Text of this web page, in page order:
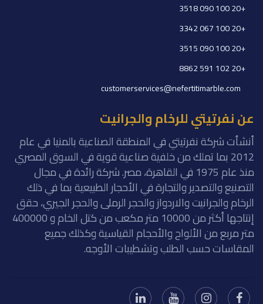
+20 100 090 3518
+20 100 067 3342
+20 100 090 3515
+20 102 591 8862
عن نفرتيتي للرخام والجرانيت
أنشأت شركة نفرتيتي في المنطقة الصناعية بالمنيا في عام
2012 بما تملك من خلفية صناعية قوية في السوق المصري
منذ عام 1975 في القاهرة، مصر. شركة رائدة في مجال
التصنيع والتصدير والتجارة في الأحجار الطبيعية بما في ذلك
الرخام والجرانيت والاردواز والحجر الرملى والحجر الجيري، حقق
إنتاجها أكثر من 10000 متر مكعب من كتل الخام و 400000
متر مربع من الألواح والأحجام القياسية وكذلك جميع
المقاسات حسب الطلب وتشطيبات الأوجه.